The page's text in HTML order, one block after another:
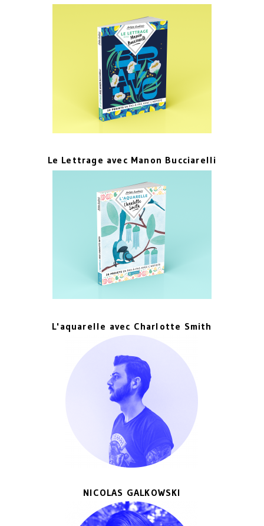
Le Lettrage avec Manon Bucciarelli
L'aquarelle avec Charlotte Smith
NICOLAS GALKOWSKI